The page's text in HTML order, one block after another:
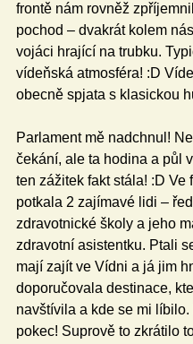
frontě nám rovněž
pochod – dvakrát kolem
vojáci hrající na trubku.
vídeňská atmosféra! :D
obecně spjata s klasickou
Parlament mě nadchnul!
čekání, ale ta hodina a půl
ten zážitek fakt stála! :D Ve
potkala 2 zajímavé lidi –
zdravotnické školy a jeho
zdravotní asistentku. Ptali
mají zajít ve Vídni a já jim
doporučovala destinace,
navštívila a kde se mi
pokec! Suprově to zkrátilo